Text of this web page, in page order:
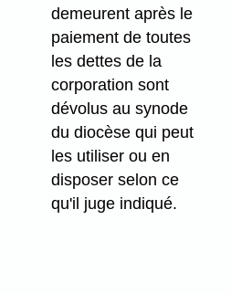
demeurent après le
paiement de toutes
les dettes de la
corporation sont
dévolus au synode
du diocèse qui peut
les utiliser ou en
disposer selon ce
qu'il juge indiqué.